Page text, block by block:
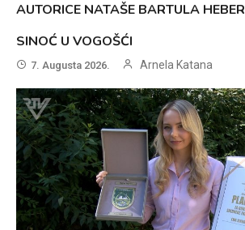
AUTORICE NATAŠE BARTULA
SINOĆ U VOGOŠĆI
7. Augusta 2026. Arnela Katana